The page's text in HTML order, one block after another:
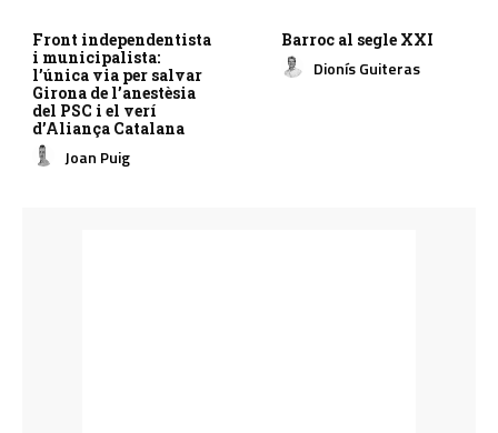
Front independentista
i municipalista:
l’única via per salvar
Girona de l’anestèsia
del PSC i el verí
d’Aliança Catalana
Joan Puig
Barroc al segle XXI
Dionís Guiteras